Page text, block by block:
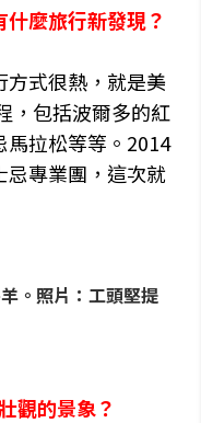
什麼旅行新發現？
方式很熱，就是美
，包括波爾多的紅
馬拉松等等。2014
忌專業團，這次就
。照片：工頭堅提
觀的景象？